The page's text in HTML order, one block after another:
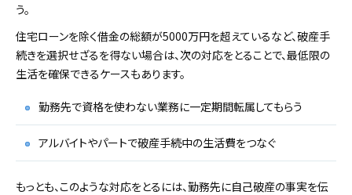
う。
住宅ローンを除く借金の総額が5000万円を超えているなど、破産手
続きを選択せざるを得ない場合は、次の対応をとることで、最低限の
生活を確保できるケースもあります。
勤務先で資格を使わない業務に一定期間転属してもらう
アルバイトやパートで破産手続中の生活費をつなぐ
もっとも、このような対応をとるには、勤務先に自己破産の事実を伝